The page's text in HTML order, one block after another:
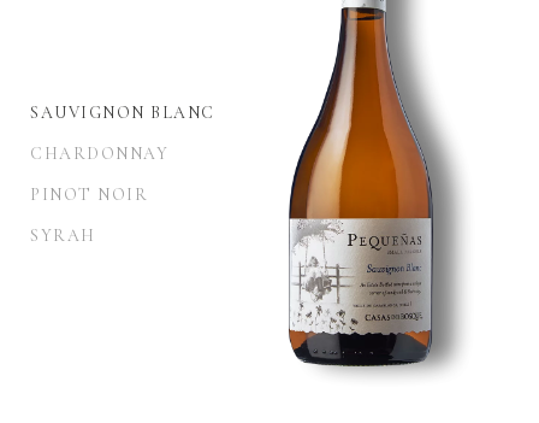
SAUVIGNON BLANC
CHARDONNAY
PINOT NOIR
SYRAH